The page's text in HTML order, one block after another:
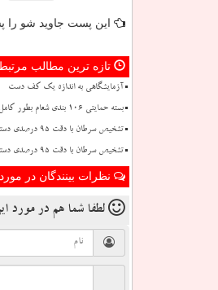
این پست جاوید شو را
تازه ترین مطالب
آزمایشگاهی به اندازه یک کف دست
بسته حمایتی ۱۰۶ بندی شعام بطور کامل اجرا شود
تشخیص سرطان با دقت ۹۵ درصدی دستگاه قابل حمل دانشمندان چین فقط به یک قطره خون نیاز دارد
تشخیص سرطان با دقت ۹۵ درصدی دستگاه قابل حمل دانشمندان چین فقط به یک قطره خون نیاز دارد
نظرات بینندگان در
لطفا شما هم در مورد